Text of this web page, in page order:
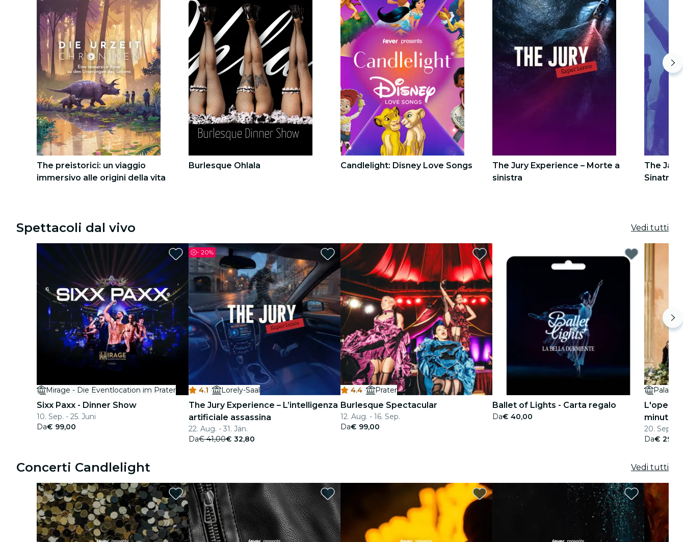
San Paolo
Mostre
Seoul
Tour città
Concerti
Ristoranti
Cinema
The preistorici: un viaggio
immersivo alle origini della vita
Burlesque Ohlala Candlelight: Disney Love Songs
The Jury Experience – Morte a
sinistra
The Jazz
Sinatra
Spettacoli dal vivo Vedi tutti
Mirage - Die Eventlocation im Prater
Sixx Paxx - Dinner Show
10. Sep. - 25. Juni
Da€ 99,00
- 20%
4.1 · Lorely-Saal
The Jury Experience – L’intelligenza
artificiale assassina
22. Aug. - 31. Jän.
Da€ 41,00€ 32,80
4.4 · Prater
Burlesque Spectacular
12. Aug. - 16. Sep.
Da€ 99,00
Ballet of Lights - Carta regalo
Da€ 40,00
Palais
L'opera
minuti
20. Sep. -
Da€ 29,00
Concerti Candlelight Vedi tutti